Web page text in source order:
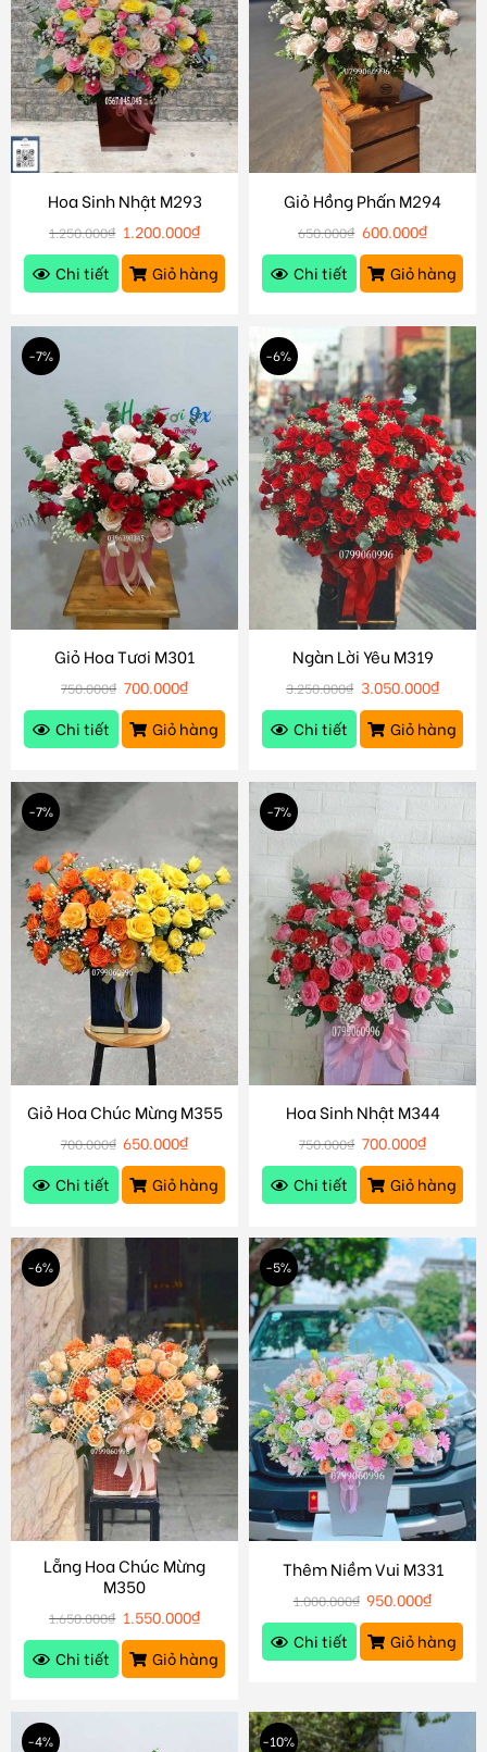
Hoa Sinh Nhật M293
1.250.000₫ 1.200.000₫
Chi tiết
Giỏ hàng
Giỏ Hồng Phấn M294
650.000₫ 600.000₫
Chi tiết
Giỏ hàng
-7%
Giỏ Hoa Tươi M301
750.000₫ 700.000₫
Chi tiết
Giỏ hàng
-6%
Ngàn Lời Yêu M319
3.250.000₫ 3.050.000₫
Chi tiết
Giỏ hàng
-7%
Giỏ Hoa Chúc Mừng M355
700.000₫ 650.000₫
Chi tiết
Giỏ hàng
-7%
Hoa Sinh Nhật M344
750.000₫ 700.000₫
Chi tiết
Giỏ hàng
-6%
Lẵng Hoa Chúc Mừng
M350
1.650.000₫ 1.550.000₫
Chi tiết
Giỏ hàng
-5%
Thêm Niềm Vui M331
1.000.000₫ 950.000₫
Chi tiết
Giỏ hàng
-4% -10%